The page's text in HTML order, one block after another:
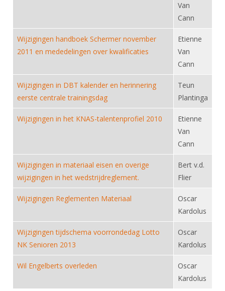
Geschiedenis van het schermen
Van
Cann
Wijzigingen handboek Schermer november
2011 en mededelingen over kwalificaties
Etienne
Van
Cann
Wijzigingen in DBT kalender en herinnering
eerste centrale trainingsdag
Teun
Plantinga
Wijzigingen in het KNAS-talentenprofiel 2010
Etienne
Van
Cann
Wijzigingen in materiaal eisen en overige
wijzigingen in het wedstrijdreglement.
Bert v.d.
Flier
Wijzigingen Reglementen Materiaal
Oscar
Kardolus
Wijzigingen tijdschema voorrondedag Lotto
NK Senioren 2013
Oscar
Kardolus
Wil Engelberts overleden
Oscar
Kardolus